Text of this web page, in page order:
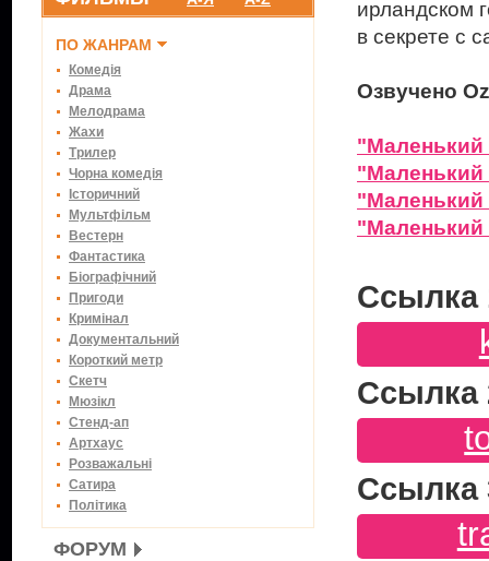
ПО ЖАНРАМ
Комедія
Драма
Мелодрама
Жахи
Трилер
Чорна комедія
Історичний
Мультфільм
Вестерн
Фантастика
Біографічний
Пригоди
Кримінал
Документальний
Короткий метр
Скетч
Мюзікл
Стенд-ап
Артхаус
Розважальні
Сатира
Політика
ФОРУМ
ирландском
в секрете с
Озвучено
"Маленький
"Маленький
"Маленький
"Маленький
Ссылка
Ссылка
Ссылка